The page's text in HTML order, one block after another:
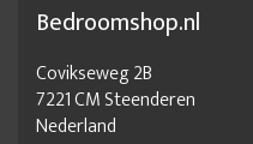
Bedroomshop.nl
Covikseweg 2B
7221 CM Steenderen
Nederland